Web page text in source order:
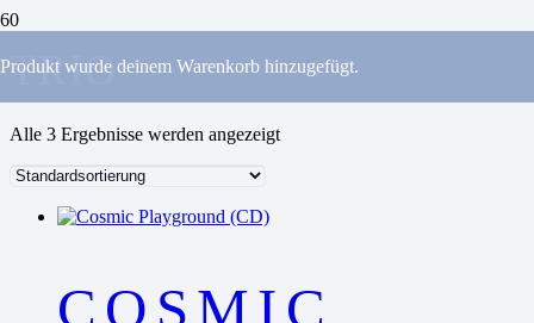
Produkt wurde deinem Warenkorb hinzugefügt.
TRIO
Alle 3 Ergebnisse werden angezeigt
COSMIC